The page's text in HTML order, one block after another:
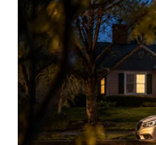
He Was Just A
Cry And Laugh
BUZZDAY